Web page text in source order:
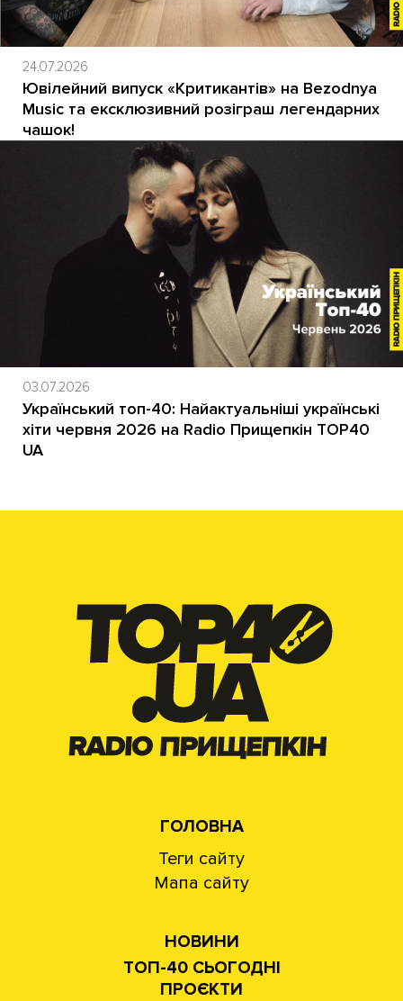
24.07.2026
Ювілейний випуск «Критикантів» на Bezodnya
Music та ексклюзивний розіграш легендарних
чашок!
03.07.2026
Український топ-40: Найактуальніші українські
хіти червня 2026 на Radio Прищепкін TOP40
UA
ГОЛОВНА
Теги сайту
Мапа сайту
НОВИНИ
ТОП-40 СЬОГОДНІ
ПРОЄКТИ